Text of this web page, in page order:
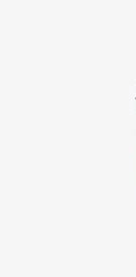
Aus
Socken nur
unversehrt